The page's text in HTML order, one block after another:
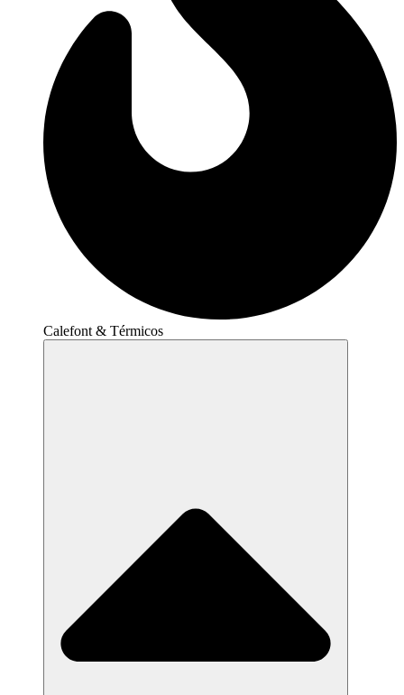
Calefont & Térmicos